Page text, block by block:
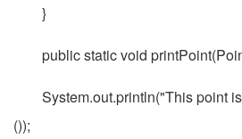
}
public static void
System.out.println("This point
());